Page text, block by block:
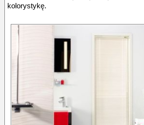
kolorystykę.